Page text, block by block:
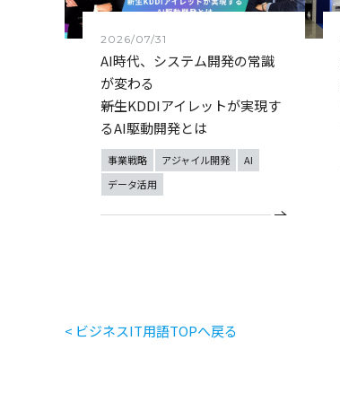
2026/07/31
AI時代、システム開発の常識
が変わる
――新生KDDIアイレットが実現す
るAI駆動開発とは
事業戦略 アジャイル開発
AI
データ活用
< ビジネスIT用語TOPへ戻る